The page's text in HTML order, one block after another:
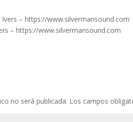
Ivers – https://www.silvermansound.com​
– https://www.silvermansound.com
no será publicada. Los campos